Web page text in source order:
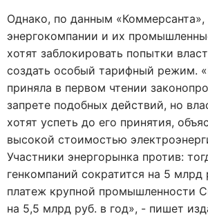
Однако, по данным «Коммерсанта»,
энергокомпании и их
хотят заблокировать попытки
создать особый тарифный режим.
приняла в первом чтении
запрете подобных действий, но
хотят успеть до его принятия,
высокой стоимостью
Участники энергорынка против:
генкомпаний сократится на 5 млрд
платеж крупной промышленности
на 5,5 млрд руб. в год», - пишет